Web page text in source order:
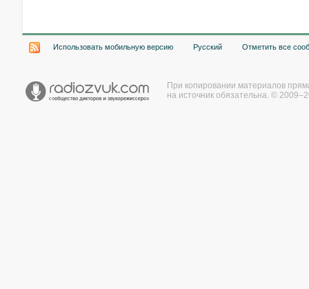
Использовать мобильную версию Русский Отметить все
При копировании материалов
на источник обязательна. ©